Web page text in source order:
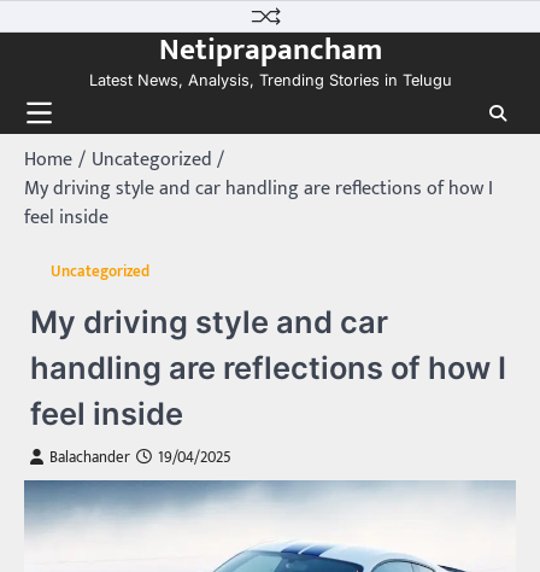
to
Netiprapancham
Latest News, Analysis, Trending Stories in Telugu
Home
Uncategorized
My driving style and car handling are reflections of how I
feel inside
Uncategorized
My driving style and car
handling are reflections of how I
feel inside
Balachander 19/04/2025